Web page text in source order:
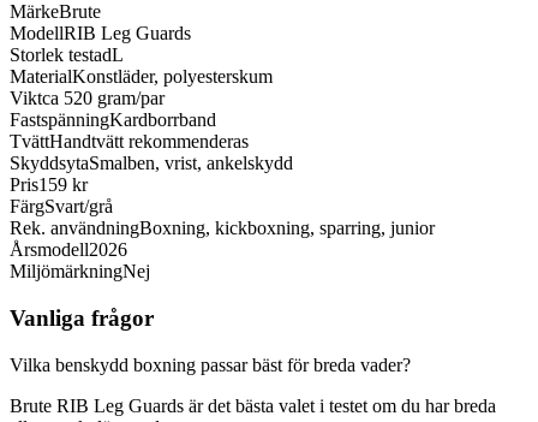
MärkeBrute
ModellRIB Leg Guards
Storlek testadL
MaterialKonstläder, polyesterskum
Viktca 520 gram/par
FastspänningKardborrband
TvättHandtvätt rekommenderas
SkyddsytaSmalben, vrist, ankelskydd
Pris159 kr
FärgSvart/grå
Rek. användningBoxning, kickboxning, sparring, junior
Årsmodell2026
MiljömärkningNej
Vanliga frågor
Vilka benskydd boxning passar bäst för breda vader?
Brute RIB Leg Guards är det bästa valet i testet om du har breda